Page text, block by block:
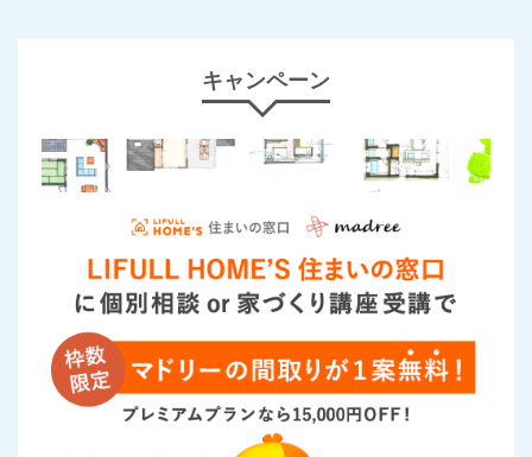
キャンペーン